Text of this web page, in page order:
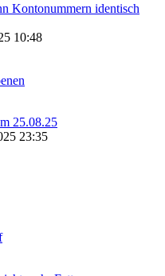
Kontonummern identisch
10:48
25.08.25
23:35